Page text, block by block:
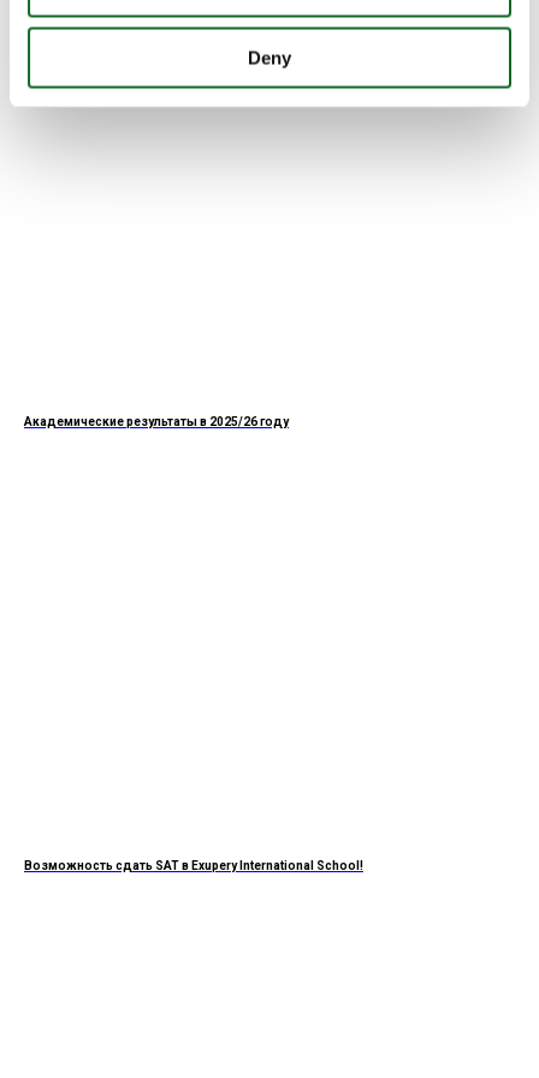
Deny
Академические результаты в 2025/26 году
Возможность сдать SAT в Exupery International School!